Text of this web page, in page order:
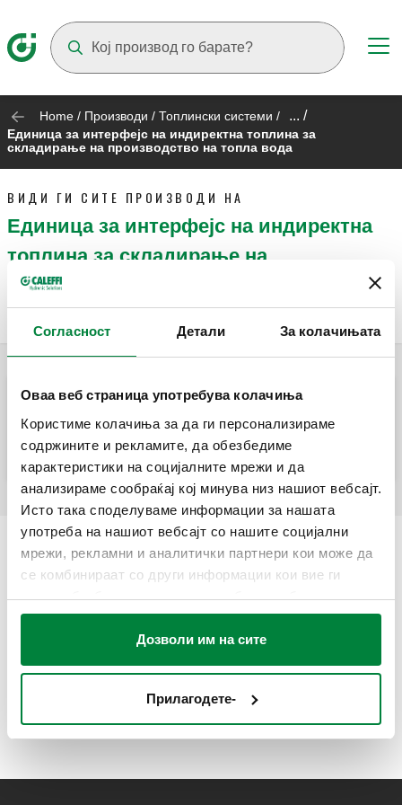
Согласност Детали За колачињата
Оваа веб страница употребува колачиња
Користиме колачиња за да ги персонализираме
содржините и рекламите, да обезбедиме
карактеристики на социјалните мрежи и да
анализираме сообраќај кој минува низ нашиот вебсајт.
Исто така споделуваме информации за нашата
употреба на нашиот вебсајт со нашите социјални
мрежи, рекламни и аналитички партнери кои може да
се комбинираат со други информации кои вие ги
имате обезбедено или кои можеби се собрани од
вашата употреба на нивните услуги.
Дозволи им на сите
Прилагодете-
Home / Производи / Топлински системи / ... /
Единица за интерфејс на индиректна топлина за
складирање на производство на топла вода
ВИДИ ГИ СИТЕ ПРОИЗВОДИ НА
Единица за интерфејс на индиректна
топлина за складирање на
производство на топла вода
одвојување за производство на топла
вода со тампон резервоар.